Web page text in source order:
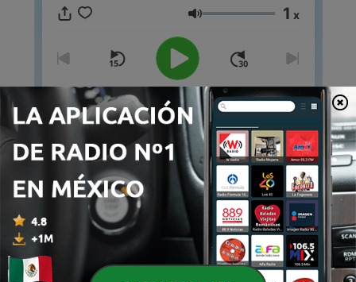
Volumen 1 x
00:00 00:00
Episodios
1 - Musica
09 mayo 2021